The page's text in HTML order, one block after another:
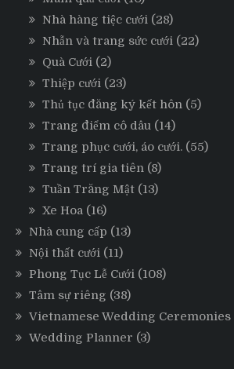
Nhà hàng tiệc cưới (28)
Nhẫn và trang sức cưới (22)
Quà Cưới (2)
Thiệp cưới (23)
Thủ tục đăng ký kết hôn (5)
Trang điểm cô dâu (14)
Trang phục cưới, áo cưới. (55)
Trang trí gia tiên (8)
Tuần Trăng Mật (13)
Xe Hoa (16)
Nhà cung cấp (13)
Nội thất cưới (11)
Phong Tục Lễ Cưới (108)
Tâm sự riêng (38)
Vietnamese Wedding Ceremonies
Wedding Planner (3)